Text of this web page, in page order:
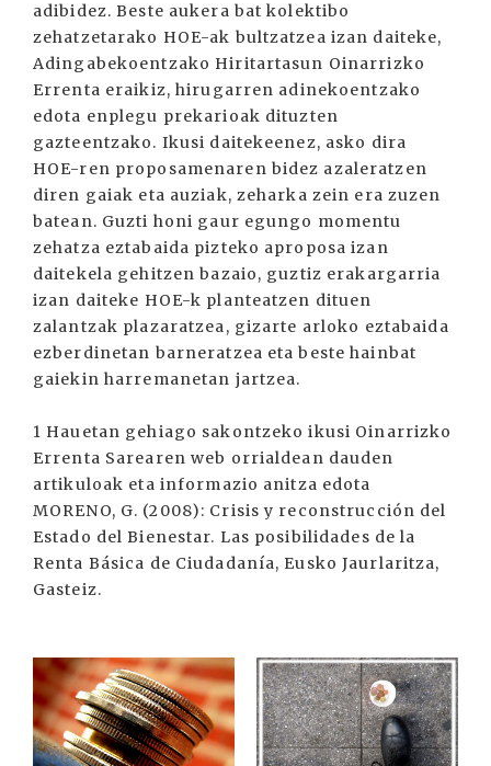
adibidez. Beste aukera bat kolektibo
zehatzetarako HOE-ak bultzatzea izan daiteke,
Adingabekoentzako Hiritartasun Oinarrizko
Errenta eraikiz, hirugarren adinekoentzako
edota enplegu prekarioak dituzten
gazteentzako. Ikusi daitekeenez, asko dira
HOE-ren proposamenaren bidez azaleratzen
diren gaiak eta auziak, zeharka zein era zuzen
batean. Guzti honi gaur egungo momentu
zehatza eztabaida pizteko aproposa izan
daitekela gehitzen bazaio, guztiz erakargarria
izan daiteke HOE-k planteatzen dituen
zalantzak plazaratzea, gizarte arloko eztabaida
ezberdinetan barneratzea eta beste hainbat
gaiekin harremanetan jartzea.
1 Hauetan gehiago sakontzeko ikusi Oinarrizko
Errenta Sarearen web orrialdean dauden
artikuloak eta informazio anitza edota
MORENO, G. (2008): Crisis y reconstrucción del
Estado del Bienestar. Las posibilidades de la
Renta Básica de Ciudadanía, Eusko Jaurlaritza,
Gasteiz.